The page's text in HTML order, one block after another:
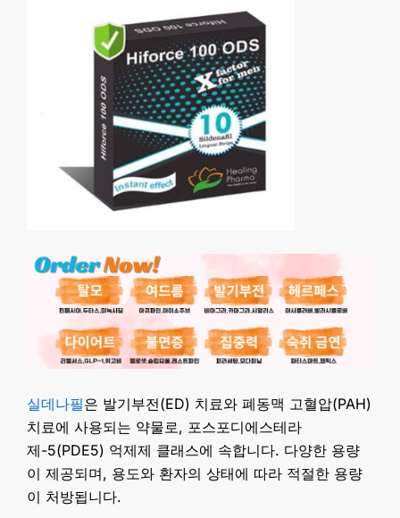
실데나필은 발기부전(ED) 치료와 폐동맥 고혈압(PAH)
치료에 사용되는 약물로, 포스포디에스테라
제-5(PDE5) 억제제 클래스에 속합니다. 다양한 용량
이 제공되며, 용도와 환자의 상태에 따라 적절한 용량
이 처방됩니다.